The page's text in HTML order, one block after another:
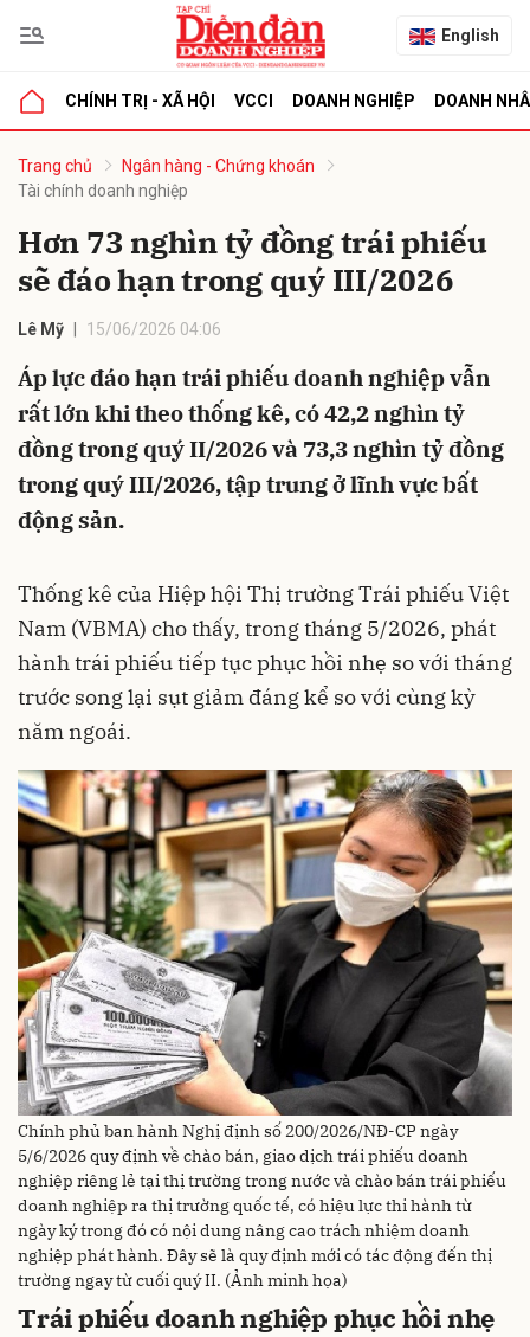
English
CHÍNH TRỊ - XÃ HỘI VCCI DOANH NGHIỆP DOANH
Trang chủ
Ngân hàng - Chứng khoán
Tài chính doanh nghiệp
Hơn 73 nghìn tỷ đồng trái phiếu
sẽ đáo hạn trong quý III/2026
Lê Mỹ 15/06/2026 04:06
Áp lực đáo hạn trái phiếu doanh nghiệp vẫn
rất lớn khi theo thống kê, có 42,2 nghìn tỷ
đồng trong quý II/2026 và 73,3 nghìn tỷ đồng
trong quý III/2026, tập trung ở lĩnh vực bất
động sản.
Thống kê của Hiệp hội Thị trường Trái phiếu Việt
Nam (VBMA) cho thấy, trong tháng 5/2026, phát
hành trái phiếu tiếp tục phục hồi nhẹ so với tháng
trước song lại sụt giảm đáng kể so với cùng kỳ
năm ngoái.
Chính phủ ban hành Nghị định số 200/2026/NĐ-CP ngày
5/6/2026 quy định về chào bán, giao dịch trái phiếu doanh
nghiệp riêng lẻ tại thị trường trong nước và chào bán trái phiếu
doanh nghiệp ra thị trường quốc tế, có hiệu lực thi hành từ
ngày ký trong đó có nội dung nâng cao trách nhiệm doanh
nghiệp phát hành. Đây sẽ là quy định mới có tác động đến thị
trường ngay từ cuối quý II. (Ảnh minh họa)
Trái phiếu doanh nghiệp phục hồi nhẹ
luận
Hủy